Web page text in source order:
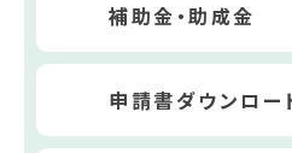
補助金・助成金
申請書ダウンロー